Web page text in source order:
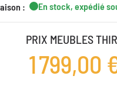
: En stock, expédié
PRIX MEUBLES
1 799,00